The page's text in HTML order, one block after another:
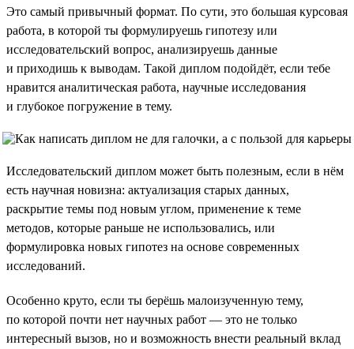
Это самый привычный формат. По сути, это большая курсовая
работа, в которой ты формулируешь гипотезу или
исследовательский вопрос, анализируешь данные
и приходишь к выводам. Такой диплом подойдёт, если тебе
нравится аналитическая работа, научные исследования
и глубокое погружение в тему.
Исследовательский диплом может быть полезным, если в нём
есть научная новизна: актуализация старых данных,
раскрытие темы под новым углом, применение к теме
методов, которые раньше не использовались, или
формулировка новых гипотез на основе современных
исследований.
Особенно круто, если ты берёшь малоизученную тему,
по которой почти нет научных работ — это не только
интересный вызов, но и возможность внести реальный вклад